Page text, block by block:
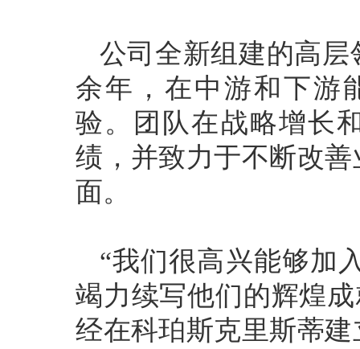
公司全新组建的高
余年，在中游和下游
验。团队在战略增长
绩，并致力于不断改
面。
“我们很高兴能够加
竭力续写他们的辉煌成
经在科珀斯克里斯蒂